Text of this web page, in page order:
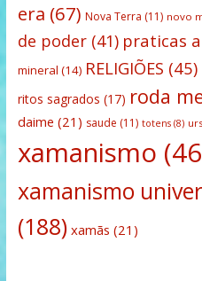
era (67) Nova Terra (11) novo
de poder(41) praticas
mineral (14) RELIGIÕES (45)
ritos sagrados (17) roda
daime (21) saude (11) totens(8)
xamanismo
xamanismo
(188) xamãs (21)